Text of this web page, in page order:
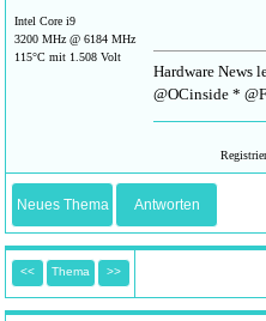
Intel Core i9
3200 MHz @ 6184 MHz
115°C mit 1.508 Volt
Hardware News
@OCinside *
Neues Thema Antworten
<< Thema >>